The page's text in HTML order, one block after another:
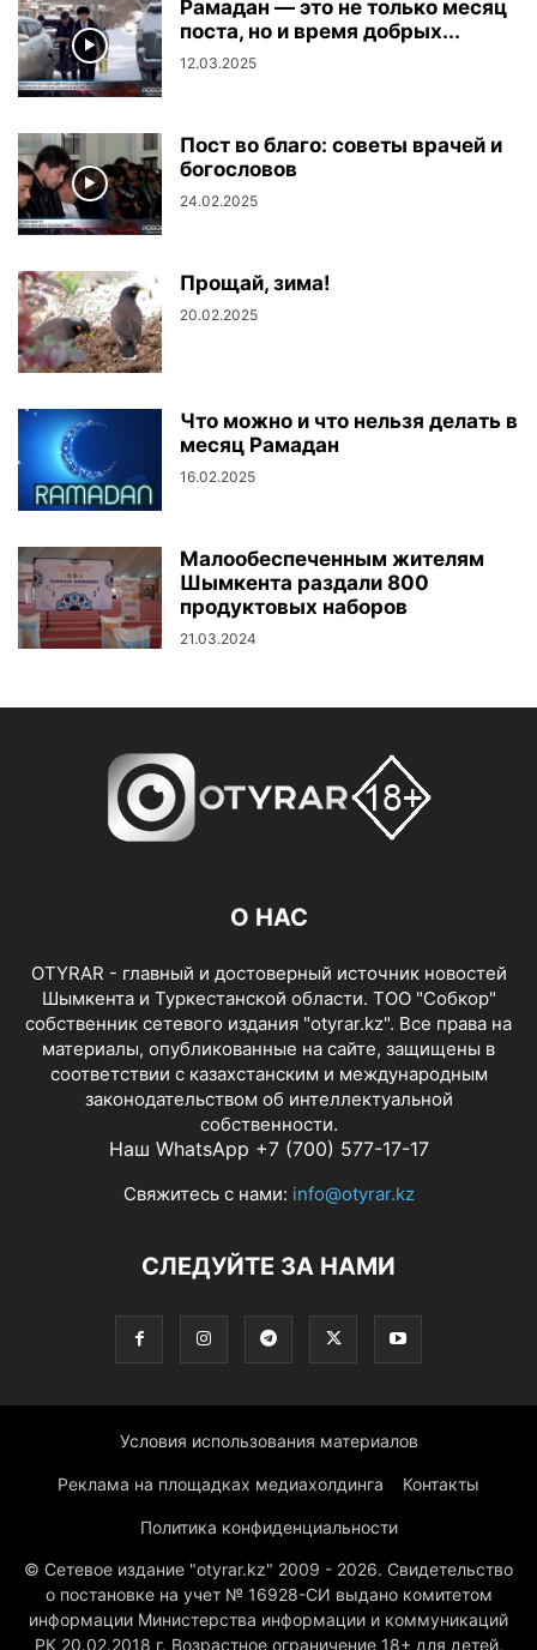
Рамадан — это не только месяц
поста, но и время добрых...
12.03.2025
Пост во благо: советы врачей и
богословов
24.02.2025
Прощай, зима!
20.02.2025
Что можно и что нельзя делать в
месяц Рамадан
16.02.2025
Малообеспеченным жителям
Шымкента раздали 800
продуктовых наборов
21.03.2024
О НАС
OTYRAR - главный и достоверный источник новостей
Шымкента и Туркестанской области. ТОО "Собкор"
собственник сетевого издания "otyrar.kz". Все права на
материалы, опубликованные на сайте, защищены в
соответствии с казахстанским и международным
законодательством об интеллектуальной
собственности.
Наш WhatsApp +7 (700) 577-17-17
Свяжитесь с нами: info@otyrar.kz
СЛЕДУЙТЕ ЗА НАМИ
Условия использования материалов
Реклама на площадках медиахолдинга Контакты
Политика конфиденциальности
© Сетевое издание "otyrar.kz" 2009 - 2026. Свидетельство
о постановке на учет № 16928-СИ выдано комитетом
информации Министерства информации и коммуникаций
РК 20.02.2018 г. Возрастное ограничение 18+ для детей,